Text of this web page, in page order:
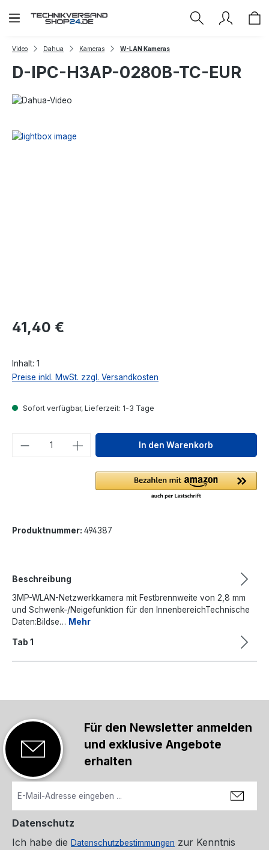
Zum Hauptinhalt springen
Video Dahua Kameras W-LAN Kameras
D-IPC-H3AP-0280B-TC-EUR
Regulärer Preis:
41,40 €
Inhalt: 1
Preise inkl. MwSt. zzgl. Versandkosten
Sofort verfügbar, Lieferzeit: 1-3 Tage
Produkt Anzahl: Gib denIn den Warenkorb
Produktnummer: 494387
Beschreibung
3MP-WLAN-Netzwerkkamera mit Festbrennweite von 2,8 mm
und Schwenk-/Neigefunktion für den InnenbereichTechnische
Daten:Bildse… Mehr
Tab 1
Für den Newsletter anmelden
und exklusive Angebote
erhalten
Datenschutz
Ich habe die Datenschutzbestimmungen zur Kenntnis